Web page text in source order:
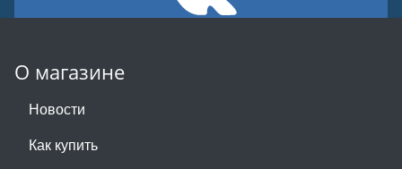
О магазине
Новости
Как купить